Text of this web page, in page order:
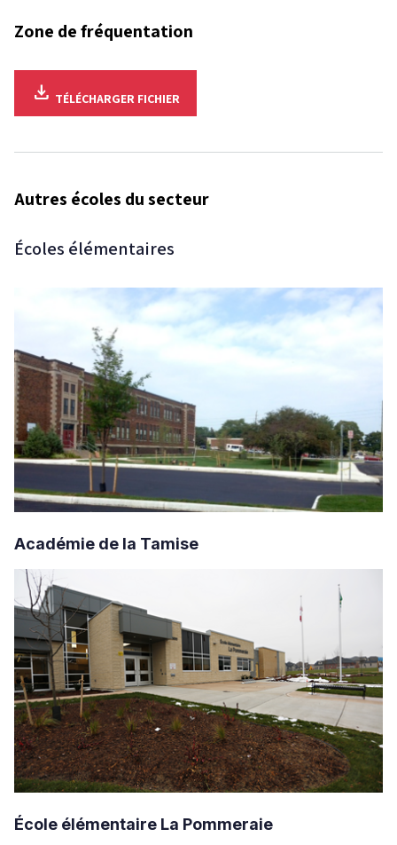
Zone de fréquentation
download TÉLÉCHARGER FICHIER
Autres écoles du secteur
Écoles élémentaires
Académie de la Tamise
École élémentaire La Pommeraie